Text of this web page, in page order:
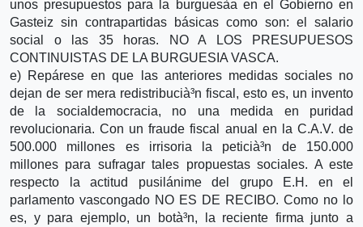
unos presupuestos para la burguesà­a en el Gobierno en
Gasteiz sin contrapartidas básicas como son: el salario
social o las 35 horas. NO A LOS PRESUPUESOS
CONTINUISTAS DE LA BURGUESIA VASCA.
e) Repárese en que las anteriores medidas sociales no
dejan de ser mera redistribucià³n fiscal, esto es, un invento
de la socialdemocracia, no una medida en puridad
revolucionaria. Con un fraude fiscal anual en la C.A.V. de
500.000 millones es irrisoria la peticià³n de 150.000
millones para sufragar tales propuestas sociales. A este
respecto la actitud pusilánime del grupo E.H. en el
parlamento vascongado NO ES DE RECIBO. Como no lo
es, y para ejemplo, un botà³n, la reciente firma junto a